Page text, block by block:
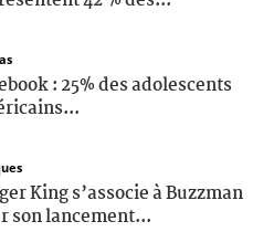
: 25% des adolescents
King s’associe à Buzzman
son lancement...